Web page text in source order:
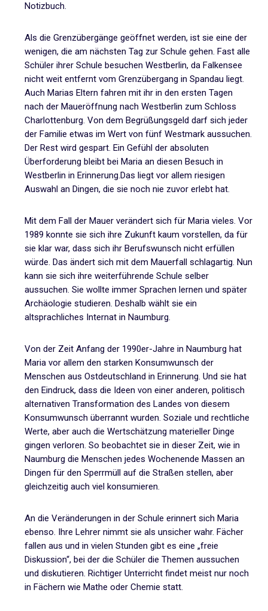
Notizbuch.
Als die Grenzübergänge geöffnet werden, ist sie eine der
wenigen, die am nächsten Tag zur Schule gehen. Fast alle
Schüler ihrer Schule besuchen Westberlin, da Falkensee
nicht weit entfernt vom Grenzübergang in Spandau liegt.
Auch Marias Eltern fahren mit ihr in den ersten Tagen
nach der Maueröffnung nach Westberlin zum Schloss
Charlottenburg. Von dem Begrüßungsgeld darf sich jeder
der Familie etwas im Wert von fünf Westmark aussuchen.
Der Rest wird gespart. Ein Gefühl der absoluten
Überforderung bleibt bei Maria an diesen Besuch in
Westberlin in Erinnerung.Das liegt vor allem riesigen
Auswahl an Dingen, die sie noch nie zuvor erlebt hat.
Mit dem Fall der Mauer verändert sich für Maria vieles. Vor
1989 konnte sie sich ihre Zukunft kaum vorstellen, da für
sie klar war, dass sich ihr Berufswunsch nicht erfüllen
würde. Das ändert sich mit dem Mauerfall schlagartig. Nun
kann sie sich ihre weiterführende Schule selber
aussuchen. Sie wollte immer Sprachen lernen und später
Archäologie studieren. Deshalb wählt sie ein
altsprachliches Internat in Naumburg.
Von der Zeit Anfang der 1990er-Jahre in Naumburg hat
Maria vor allem den starken Konsumwunsch der
Menschen aus Ostdeutschland in Erinnerung. Und sie hat
den Eindruck, dass die Ideen von einer anderen, politisch
alternativen Transformation des Landes von diesem
Konsumwunsch überrannt wurden. Soziale und rechtliche
Werte, aber auch die Wertschätzung materieller Dinge
gingen verloren. So beobachtet sie in dieser Zeit, wie in
Naumburg die Menschen jedes Wochenende Massen an
Dingen für den Sperrmüll auf die Straßen stellen, aber
gleichzeitig auch viel konsumieren.
An die Veränderungen in der Schule erinnert sich Maria
ebenso. Ihre Lehrer nimmt sie als unsicher wahr. Fächer
fallen aus und in vielen Stunden gibt es eine „freie
Diskussion“, bei der die Schüler die Themen aussuchen
und diskutieren. Richtiger Unterricht findet meist nur noch
in Fächern wie Mathe oder Chemie statt.